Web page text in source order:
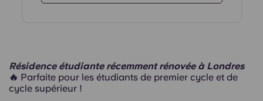
Résidence étudiante récemment rénovée à Londres
🔥 Parfaite pour les étudiants de premier cycle et de
cycle supérieur !